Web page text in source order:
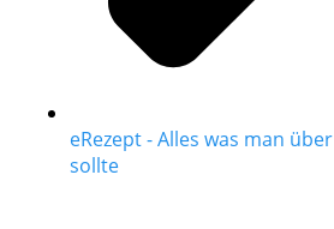
eRezept - Alles was man
sollte